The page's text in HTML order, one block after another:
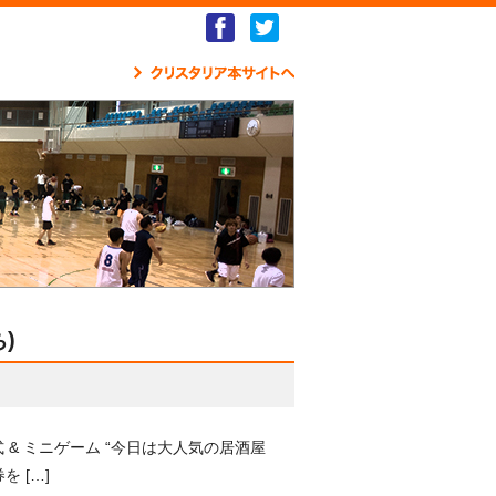
Facebook
)
ミニゲーム “今日は大人気の居酒屋
を […]